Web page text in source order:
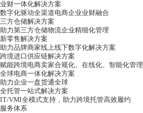
业财一体化解决方案
数字化驱动全渠道电商企业业财融合
三方仓储解决方案
助力第三方仓储物流企业精细化管理
新零售解决方案
助力品牌商家线上线下数字化解决方案
跨境进口供应链解决方案
赋能跨境电商卖家合规化、在线化、智能化管理
全球电商一体化解决方案
助力企业一盘货通全球
全托管一站式解决方案
IT/VMI全模式支持，助力跨境托管高效履约
服务体系